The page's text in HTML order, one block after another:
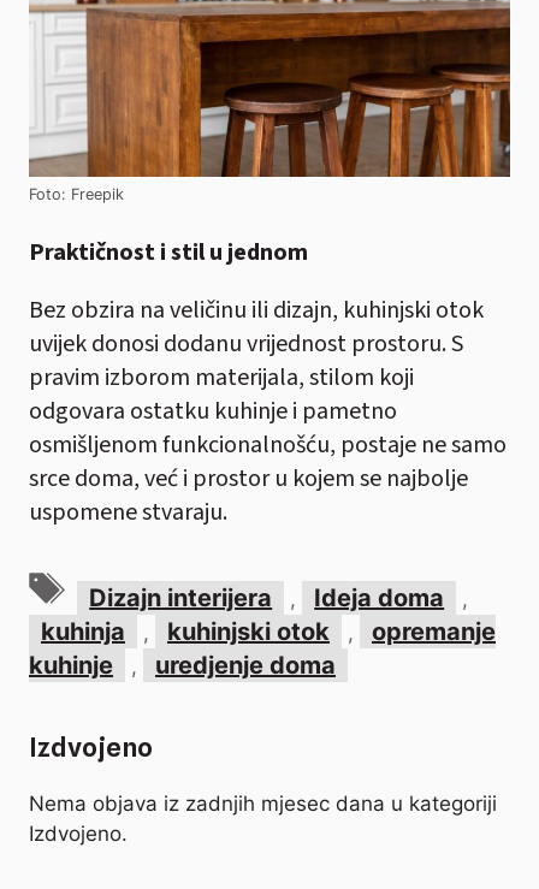
Foto: Freepik
Praktičnost i stil u jednom
Bez obzira na veličinu ili dizajn, kuhinjski otok
uvijek donosi dodanu vrijednost prostoru. S
pravim izborom materijala, stilom koji
odgovara ostatku kuhinje i pametno
osmišljenom funkcionalnošću, postaje ne samo
srce doma, već i prostor u kojem se najbolje
uspomene stvaraju.
Oznake
Dizajn interijera , Ideja doma ,
kuhinja , kuhinjski otok ,
opremanje
kuhinje
, uredjenje doma
Izdvojeno
Nema objava iz zadnjih mjesec dana u kategoriji
Izdvojeno.